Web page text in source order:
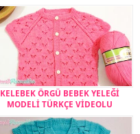
KELEBEK ÖRGÜ BEBEK YELEĞİ
MODELİ TÜRKÇE VİDEOLU